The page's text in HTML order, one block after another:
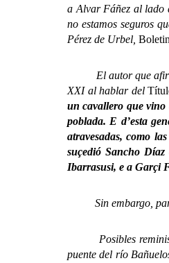
a Alvar Fáñez al lado
no estamos seguros
Pérez de Urbel,
El autor que afirma
XXI al hablar del
un cavallero que vino
poblada. E d’esta
atravesadas, como
suçedió Sancho
Ibarrasusi, e a Garçi
Sin embargo,
Posibles
puente del río